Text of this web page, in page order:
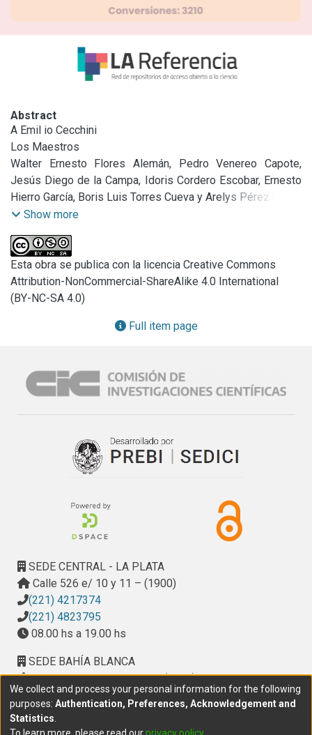
Abstract
A Emil io Cecchini
Los Maestros
Walter Ernesto Flores Alemán, Pedro Venereo Capote,
Jesús Diego de la Campa, Idoris Cordero Escobar, Ernesto
Hierro García, Boris Luis Torres Cueva y Arelys Pérez Cué
Tratamiento quirúrgico del angiofibroma nasofaríngeo j
Resultados observados en 81pacientes
Darío A. Fajre, Daniel Adam, Analía Bosi
Tos persistente en l a infancia
Juan Baldini, Carlos Doldan, César Benmaor, Silvana Aranda
Vólvulo de colon transverso en pediatría. Resección y
Borsa
Vigilancia epidemiológica de las Infecciones. Respiratorias
Agudas Bajas año 2005
ALTE - Evento aparentemente amenazador para l a vida.
Guías de atención
Show more
Esta obra se publica con la licencia Creative Commons
Attribution-NonCommercial-ShareAlike 4.0 International
(BY-NC-SA 4.0)
Full item page
SEDE CENTRAL - LA PLATA
Calle 526 e/ 10 y 11 – (1900)
(221) 4217374
(221) 4823795
08.00 hs a 19.00 hs
SEDE BAHÍA BLANCA
Calle Ciudad de Cali 320 – (8000). Universidad
Provincial del Sudoeste (UPSO)
(291) 459 2550, interno 147
10.00 h a 14.00 h
We collect and process your personal information for the following
purposes: Authentication, Preferences, Acknowledgement and
Statistics